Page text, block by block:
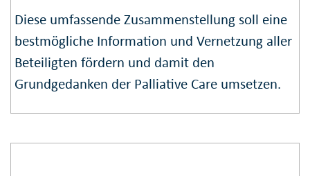
Diese umfassende Zusammenstellung soll eine
bestmögliche Information und Vernetzung aller
Beteiligten fördern und damit den
Grundgedanken der Palliative Care umsetzen.